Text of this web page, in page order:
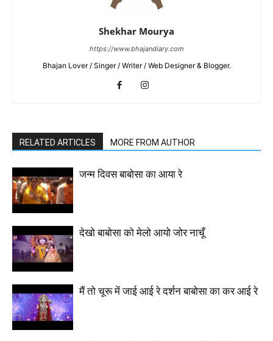
Shekhar Mourya
https://www.bhajandiary.com
Bhajan Lover / Singer / Writer / Web Designer & Blogger.
RELATED ARTICLES MORE FROM AUTHOR
जन्म दिवस बाबोसा का आया रे
देखो बाबोसा को मेलो आयो जोर नाचूँ
मैं तो चूरू में जाई आई रे दर्शन बाबोसा का कर आई रे